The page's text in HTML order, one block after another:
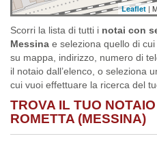
Leaflet |
Scorri la lista di tutti i notai con
Messina e seleziona quello di
su mappa, indirizzo, numero di
il notaio dall’elenco, o seleziona
cui vuoi effettuare la ricerca del
TROVA IL TUO
ROMETTA (MESSINA)